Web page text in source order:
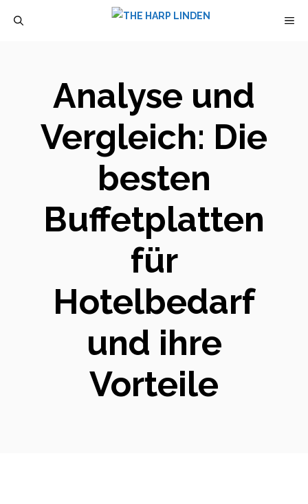
Analyse und
Vergleich: Die
besten
Buffetplatten
für
Hotelbedarf
und ihre
Vorteile